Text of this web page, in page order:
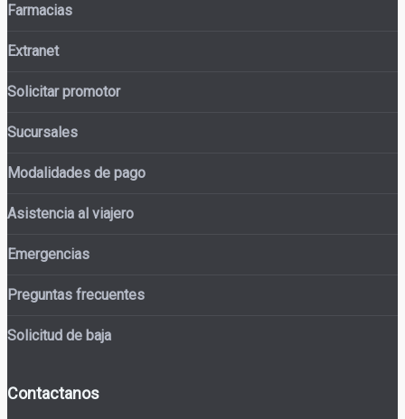
Farmacias
Extranet
Solicitar promotor
Sucursales
Modalidades de pago
Asistencia al viajero
Emergencias
Preguntas frecuentes
Solicitud de baja
Contactanos